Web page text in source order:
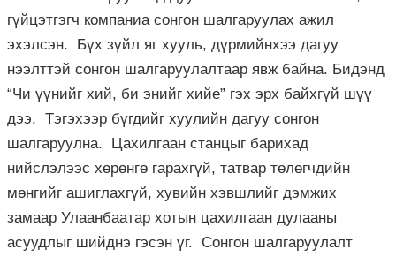
гүйцэтгэгч компаниа сонгон шалгаруулах ажил
эхэлсэн. Бүх зүйл яг хууль, дүрмийнхээ дагуу
нээлттэй сонгон шалгаруулалтаар явж байна. Бидэнд
“Чи үүнийг хий, би энийг хийе” гэх эрх байхгүй шүү
дээ. Тэгэхээр бүгдийг хуулийн дагуу сонгон
шалгаруулна. Цахилгаан станцыг барихад
нийслэлээс хөрөнгө гарахгүй, татвар төлөгчдийн
мөнгийг ашиглахгүй, хувийн хэвшлийг дэмжих
замаар Улаанбаатар хотын цахилгаан дулааны
асуудлыг шийднэ гэсэн үг. Сонгон шалгаруулалт